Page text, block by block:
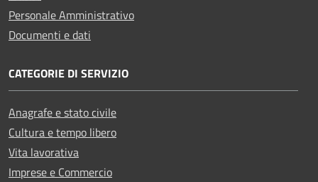
Personale Amministrativo
Documenti e dati
CATEGORIE DI SERVIZIO
Anagrafe e stato civile
Cultura e tempo libero
Vita lavorativa
Imprese e Commercio